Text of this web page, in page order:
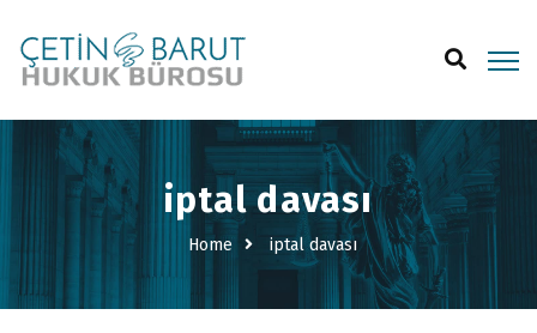
iptal davası
Home iptal davası